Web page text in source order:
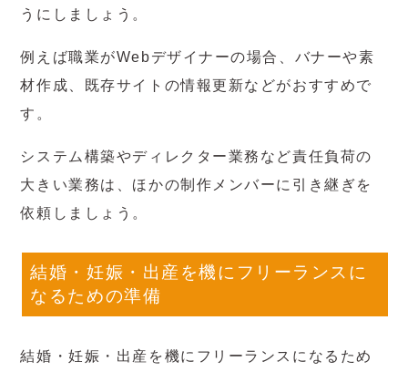
うにしましょう。
例えば職業がWebデザイナーの場合、バナーや素
材作成、既存サイトの情報更新などがおすすめで
す。
システム構築やディレクター業務など責任負荷の
大きい業務は、ほかの制作メンバーに引き継ぎを
依頼しましょう。
結婚・妊娠・出産を機にフリーランスに
なるための準備
結婚・妊娠・出産を機にフリーランスになるため